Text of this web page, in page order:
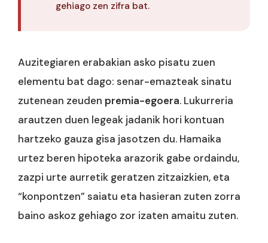
gehiago zen zifra bat.
Auzitegiaren erabakian asko pisatu zuen
elementu bat dago: senar-emazteak sinatu
zutenean zeuden premia-egoera. Lukurreria
arautzen duen legeak jadanik hori kontuan
hartzeko gauza gisa jasotzen du. Hamaika
urtez beren hipoteka arazorik gabe ordaindu,
zazpi urte aurretik geratzen zitzaizkien, eta
“konpontzen” saiatu eta hasieran zuten zorra
baino askoz gehiago zor izaten amaitu zuten.